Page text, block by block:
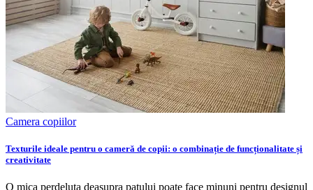
Camera copiilor
Texturile ideale pentru o cameră de copii: o combinație de funcționalitate și
creativitate
O mica perdeluta deasupra patului poate face minuni pentru designul